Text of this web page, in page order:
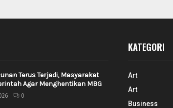
Terus Terjadi, Masyarakat
Agar Menghentikan MBG
0
KATEGORI
Art
Art
Business